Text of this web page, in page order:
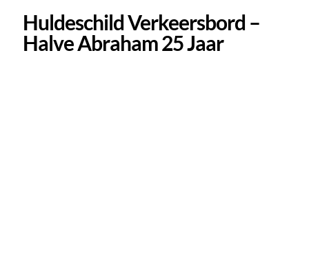
Huldeschild Verkeersbord –
Halve Abraham 25 Jaar